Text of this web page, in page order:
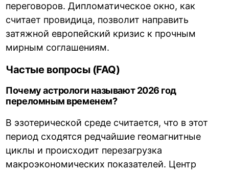
переговоров. Дипломатическое окно, как
считает провидица, позволит направить
затяжной европейский кризис к прочным
мирным соглашениям.
Частые вопросы (FAQ)
Почему астрологи называют 2026 год
переломным временем?
В эзотерической среде считается, что в этот
период сходятся редчайшие геомагнитные
циклы и происходит перезагрузка
макроэкономических показателей. Центр